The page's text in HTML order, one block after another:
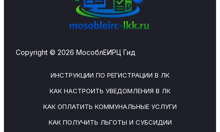
Copyright © 2026 МособлЕИРЦ Гид
ИНСТРУКЦИИ ПО РЕГИСТРАЦИИ В ЛК
КАК НАСТРОИТЬ УВЕДОМЛЕНИЯ В ЛК
КАК ОПЛАТИТЬ КОММУНАЛЬНЫЕ УСЛУГИ
КАК ПОЛУЧИТЬ ЛЬГОТЫ И СУБСИДИИ